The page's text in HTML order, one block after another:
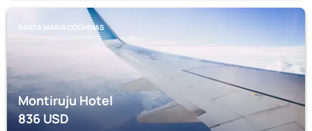
SANTA MARIA COGHINAS
Montiruju Hotel
836USD